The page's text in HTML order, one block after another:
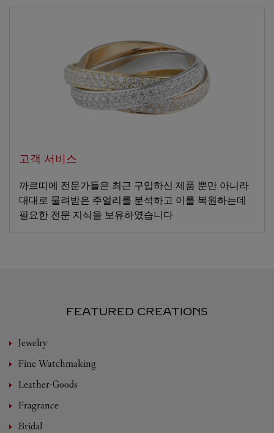
고객 서비스
까르띠에 전문가들은 최근 구입하신 제품 뿐만 아니라
대대로 물려받은 주얼리를 분석하고 이를 복원하는데
필요한 전문 지식을 보유하였습니다
FEATURED CREATIONS
Jewelry
Fine Watchmaking
Leather-Goods
Fragrance
Bridal